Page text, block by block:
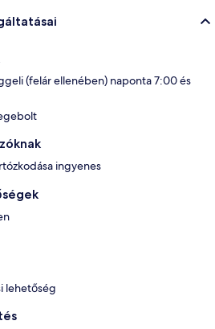
(felár ellenében) naponta 7:00 és
ingyenes
lehetőség